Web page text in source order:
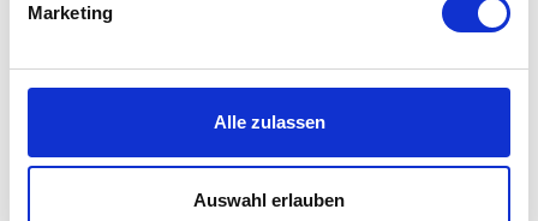
Marketing
Alle zulassen
Auswahl erlauben
Keramik-Mühlwerk
Maße: H 12 x Ø 7 cm